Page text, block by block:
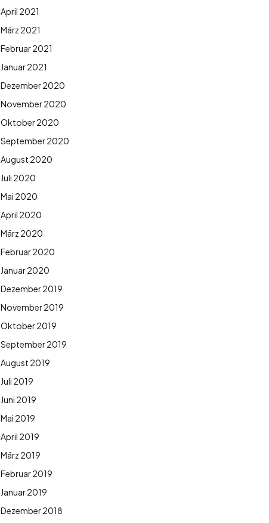
April 2021
März 2021
Februar 2021
Januar 2021
Dezember 2020
November 2020
Oktober 2020
September 2020
August 2020
Juli 2020
Mai 2020
April 2020
März 2020
Februar 2020
Januar 2020
Dezember 2019
November 2019
Oktober 2019
September 2019
August 2019
Juli 2019
Juni 2019
Mai 2019
April 2019
März 2019
Februar 2019
Januar 2019
Dezember 2018